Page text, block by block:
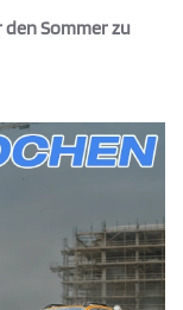
Sommer zu